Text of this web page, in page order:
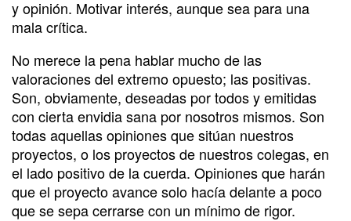
y opinión. Motivar interés, aunque sea para una
mala crítica.
No merece la pena hablar mucho de las
valoraciones del extremo opuesto; las positivas.
Son, obviamente, deseadas por todos y emitidas
con cierta envidia sana por nosotros mismos. Son
todas aquellas opiniones que sitúan nuestros
proyectos, o los proyectos de nuestros colegas, en
el lado positivo de la cuerda. Opiniones que harán
que el proyecto avance solo hacía delante a poco
que se sepa cerrarse con un mínimo de rigor.